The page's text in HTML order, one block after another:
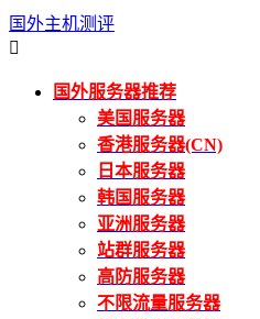
国外主机测评

国外服务器推荐
美国服务器
香港服务器(CN)
日本服务器
韩国服务器
亚洲服务器
站群服务器
高防服务器
不限流量服务器